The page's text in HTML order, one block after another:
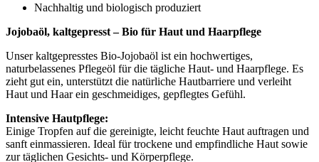
Nachhaltig und biologisch produziert
Jojobaöl, kaltgepresst – Bio für Haut und Haarpflege
Unser kaltgepresstes Bio-Jojobaöl ist ein hochwertiges,
naturbelassenes Pflegeöl für die tägliche Haut- und Haarpflege. Es
zieht gut ein, unterstützt die natürliche Hautbarriere und verleiht
Haut und Haar ein geschmeidiges, gepflegtes Gefühl.
Intensive Hautpflege:
Einige Tropfen auf die gereinigte, leicht feuchte Haut auftragen und
sanft einmassieren. Ideal für trockene und empfindliche Haut sowie
zur täglichen Gesichts- und Körperpflege.